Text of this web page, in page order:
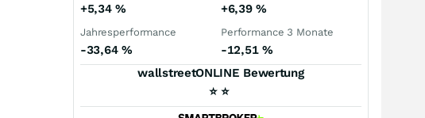
+5,34% +6,39%
Jahresperformance
-33,64 %
Performance 3 Monate
-12,51 %
wallstreetONLINE Bewertung
⭐ ⭐